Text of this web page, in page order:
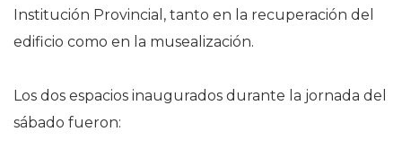
Institución Provincial, tanto en la recuperación del
edificio como en la musealización.
Los dos espacios inaugurados durante la jornada del
sábado fueron: